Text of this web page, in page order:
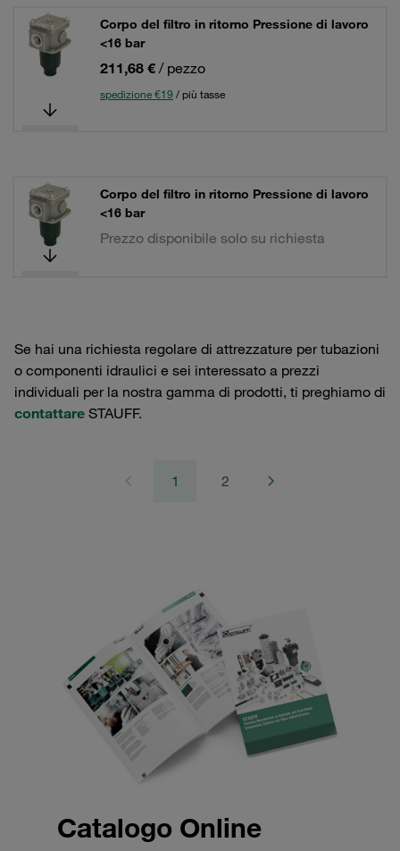
Corpo del filtro in ritorno Pressione di lavoro
<16 bar
211,68 € / pezzo
spedizione €19 / più tasse
Corpo del filtro in ritorno Pressione di lavoro
<16 bar
Prezzo disponibile solo su richiesta
Se hai una richiesta regolare di attrezzature per tubazioni
o componenti idraulici e sei interessato a prezzi
individuali per la nostra gamma di prodotti, ti preghiamo di
contattare STAUFF.
1 2
Catalogo Online